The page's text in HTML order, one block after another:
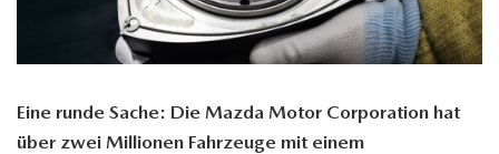
Eine runde Sache: Die Mazda Motor Corporation hat
über zwei Millionen Fahrzeuge mit einem